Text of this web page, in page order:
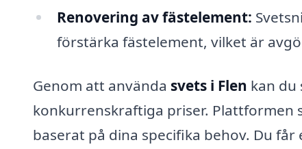
Renovering av fästelement:
förstärka fästelement, vilket är
Genom att använda svets i Flen kan du
konkurrenskraftiga priser. Plattformen
baserat på dina specifika behov. Du